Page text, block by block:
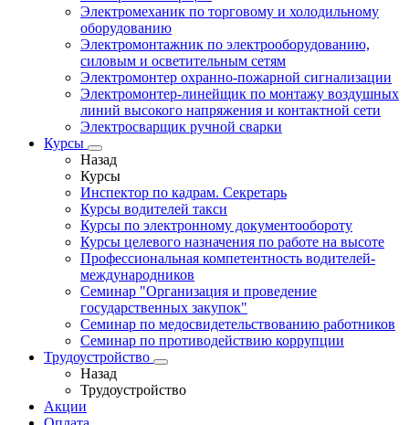
Электромеханик по торговому и холодильному
оборудованию
Электромонтажник по электрооборудованию,
силовым и осветительным сетям
Электромонтер охранно-пожарной сигнализации
Электромонтер-линейщик по монтажу воздушных
линий высокого напряжения и контактной сети
Электросварщик ручной сварки
Курсы
Назад
Курсы
Инспектор по кадрам. Секретарь
Курсы водителей такси
Курсы по электронному документообороту
Курсы целевого назначения по работе на высоте
Профессиональная компетентность водителей-
международников
Семинар "Организация и проведение
государственных закупок"
Семинар по медосвидетельствованию работников
Семинар по противодействию коррупции
Трудоустройство
Назад
Трудоустройство
Акции